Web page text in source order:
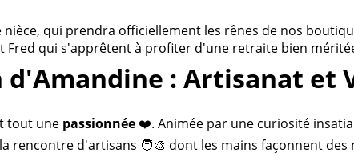
qui prendra officiellement les rênes de nos
Fred qui s'apprêtent à profiter d'une retraite bien
d'Amandine : Artisanat et
tout une passionnée❤️. Animée par une curiosité
rencontre d'artisans 🧑‍🎨 dont les mains façonnent des